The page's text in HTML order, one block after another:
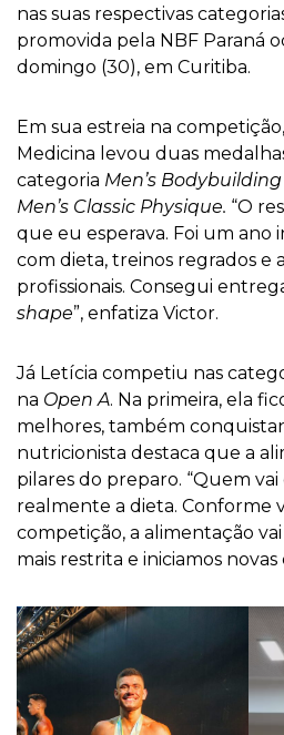
nas suas respectivas
promovida pela NBF Paraná
domingo (30), em Curitiba.
Em sua estreia na
Medicina levou duas
categoria Men’s
Men’s Classic Physique. “O
que eu esperava. Foi um ano
com dieta, treinos regrados e
profissionais. Consegui
shape”, enfatiza Victor.
Já Letícia competiu nas
na Open A. Na primeira, ela
melhores, também
nutricionista destaca que a
pilares do preparo. “Quem
realmente a dieta. Conforme
competição, a alimentação
mais restrita e iniciamos novas